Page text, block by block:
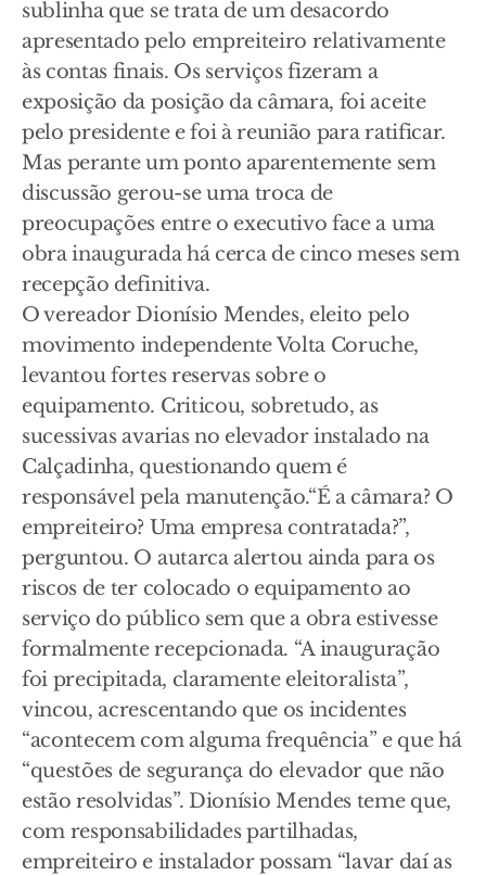
sublinha que se trata de um desacordo
apresentado pelo empreiteiro relativamente
às contas finais. Os serviços fizeram a
exposição da posição da câmara, foi aceite
pelo presidente e foi à reunião para ratificar.
Mas perante um ponto aparentemente sem
discussão gerou-se uma troca de
preocupações entre o executivo face a uma
obra inaugurada há cerca de cinco meses sem
recepção definitiva.
O vereador Dionísio Mendes, eleito pelo
movimento independente Volta Coruche,
levantou fortes reservas sobre o
equipamento. Criticou, sobretudo, as
sucessivas avarias no elevador instalado na
Calçadinha, questionando quem é
responsável pela manutenção.“É a câmara? O
empreiteiro? Uma empresa contratada?”,
perguntou. O autarca alertou ainda para os
riscos de ter colocado o equipamento ao
serviço do público sem que a obra estivesse
formalmente recepcionada. “A inauguração
foi precipitada, claramente eleitoralista”,
vincou, acrescentando que os incidentes
“acontecem com alguma frequência” e que há
“questões de segurança do elevador que não
estão resolvidas”. Dionísio Mendes teme que,
com responsabilidades partilhadas,
empreiteiro e instalador possam “lavar daí as